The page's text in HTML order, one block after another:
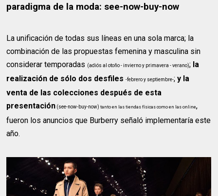
paradigma de la moda: see-now-buy-now
La unificación de todas sus líneas en una sola marca; la
combinación de las propuestas femenina y masculina sin
considerar temporadas (adiós al otoño - invierno y primavera - verano); la
realización de sólo dos desfiles -febrero y septiembre-; y la
venta de las colecciones después de esta
presentación (see-now-buy-now)tanto en las tiendas físicas como en las online,
fueron los anuncios que Burberry señaló implementaría este
año.